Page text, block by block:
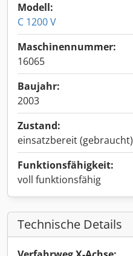
Modell:
C 1200 V
Maschinennummer:
16065
Baujahr:
2003
Zustand:
einsatzbereit (gebraucht)
Funktionsfähigkeit:
voll funktionsfähig
Technische Details